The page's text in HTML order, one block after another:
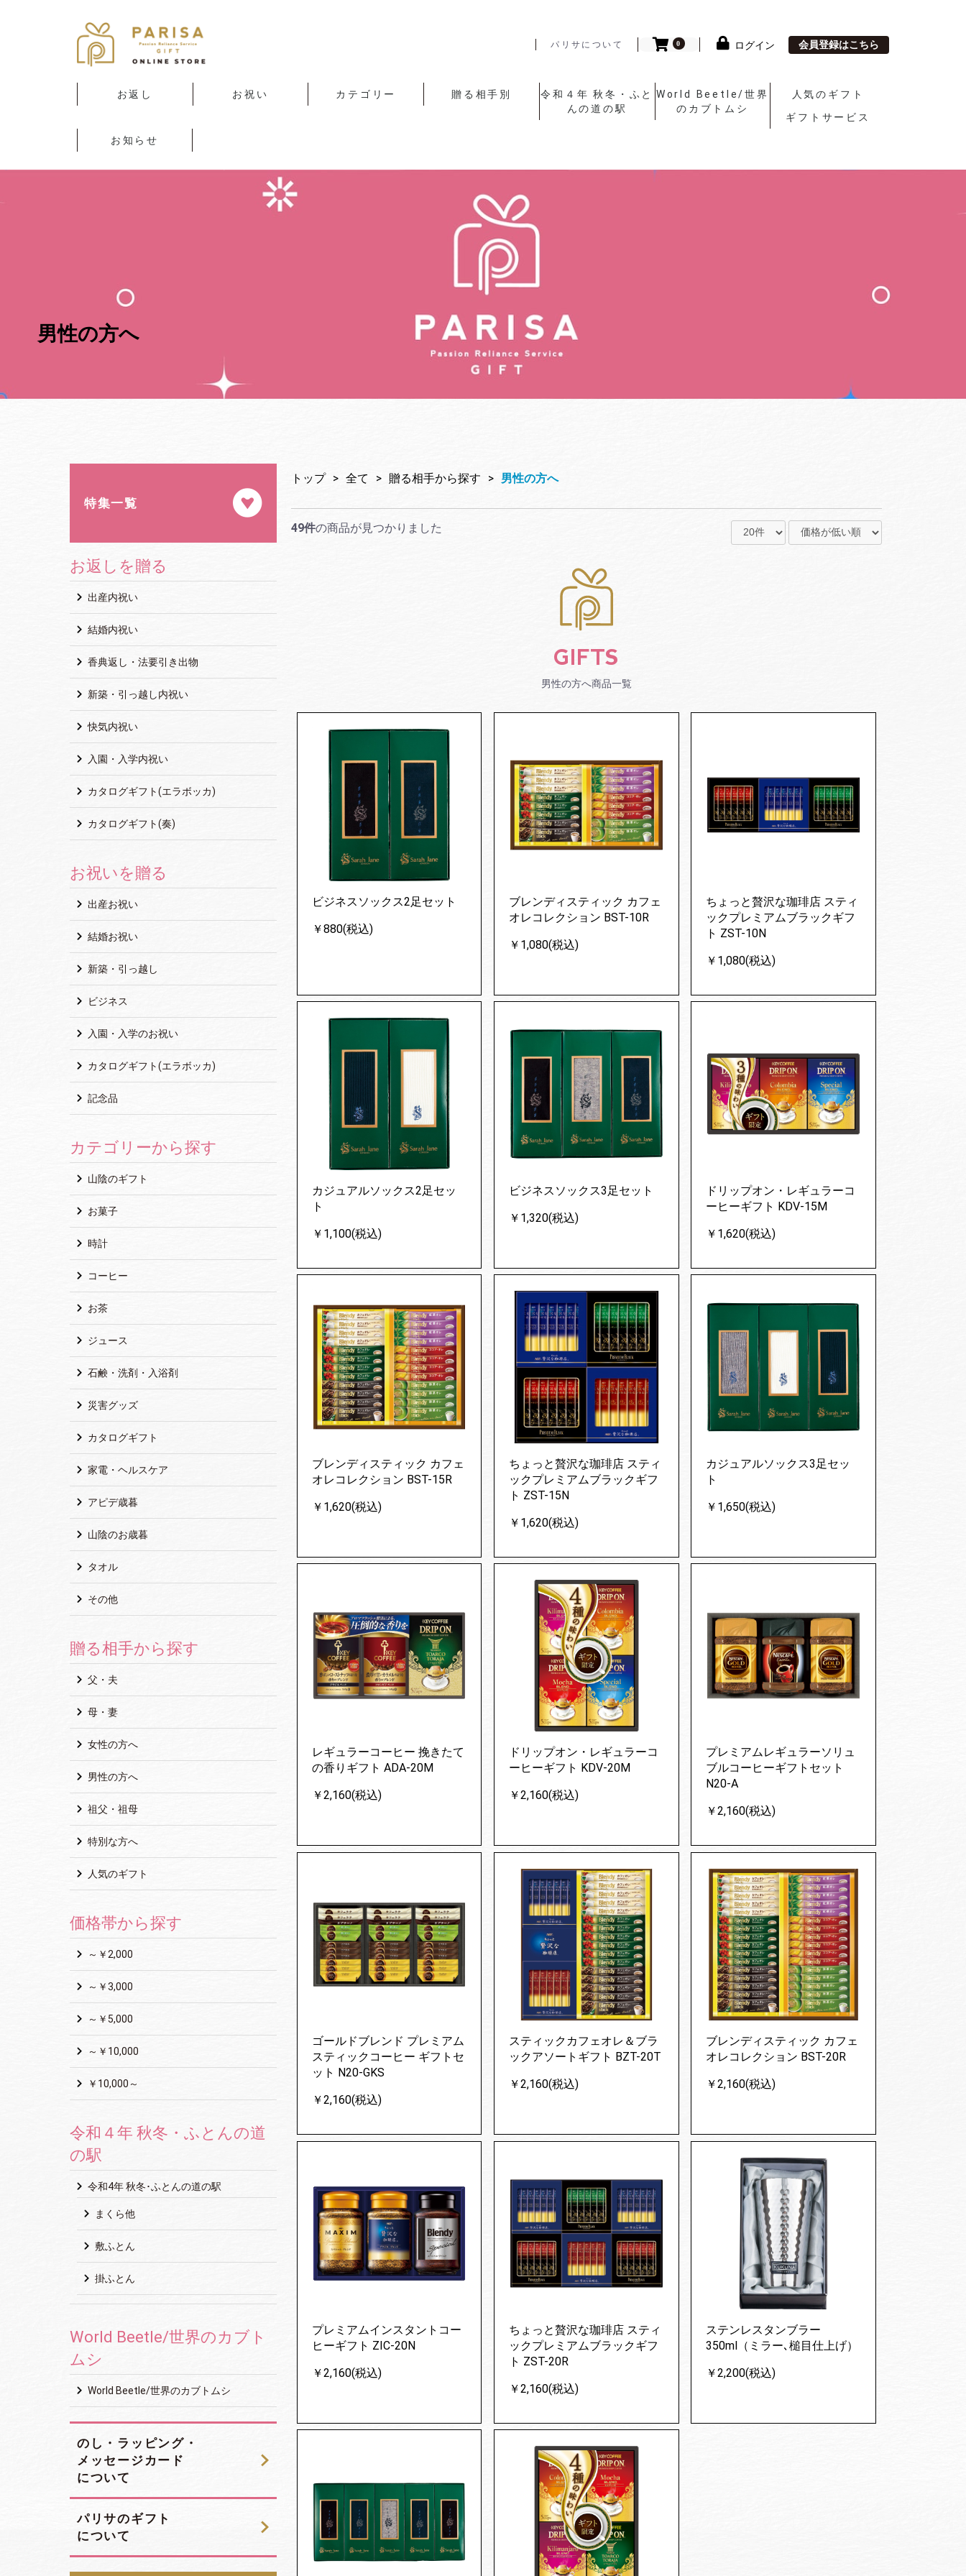
パリサについて 0 ログイン 会員登録はこちら
お返し
ボッカ)
お祝い カテゴリー 贈る相手別
令和４年 秋冬・ふと
んの道の駅
World Beetle/世界
のカブトムシ
人気のギフト
ギフトサービス
お知らせ
男性の方へ
特集一覧
お返しを贈る
出産内祝い
結婚内祝い
香典返し・法要引き出物
新築・引っ越し内祝い
快気内祝い
入園・入学内祝い
カタログギフト(エラボッカ)
カタログギフト(奏)
お祝いを贈る
出産お祝い
結婚お祝い
新築・引っ越し
ビジネス
入園・入学のお祝い
カタログギフト(エラボッカ)
記念品
カテゴリーから探す
山陰のギフト
お菓子
時計
コーヒー
お茶
ジュース
石鹸・洗剤・入浴剤
災害グッズ
カタログギフト
家電・ヘルスケア
アピデ歳暮
山陰のお歳暮
タオル
その他
贈る相手から探す
父・夫
母・妻
女性の方へ
男性の方へ
祖父・祖母
特別な方へ
人気のギフト
価格帯から探す
～￥2,000
～￥3,000
～￥5,000
～￥10,000
￥10,000～
令和４年 秋冬・ふとんの道
の駅
令和4年 秋冬･ふとんの道の駅
まくら他
敷ふとん
掛ふとん
World Beetle/世界のカブト
ムシ
World Beetle/世界のカブトムシ
のし・ラッピング・
メッセージカード
について
パリサのギフト
について
トップ > 全て > 贈る相手から探す > 男性の方へ
49件の商品が見つかりました
GIFTS
男性の方へ商品一覧
ビジネスソックス2足セット
￥880(税込)
ブレンディスティック カフェ
オレコレクション BST-10R
￥1,080(税込)
ちょっと贅沢な珈琲店 スティ
ックプレミアムブラックギフ
ト ZST-10N
￥1,080(税込)
カジュアルソックス2足セッ
ト
￥1,100(税込)
ビジネスソックス3足セット
￥1,320(税込)
ドリップオン・レギュラーコ
ーヒーギフト KDV-15M
￥1,620(税込)
ブレンディスティック カフェ
オレコレクション BST-15R
￥1,620(税込)
ちょっと贅沢な珈琲店 スティ
ックプレミアムブラックギフ
ト ZST-15N
￥1,620(税込)
カジュアルソックス3足セッ
ト
￥1,650(税込)
レギュラーコーヒー 挽きたて
の香りギフト ADA-20M
￥2,160(税込)
ドリップオン・レギュラーコ
ーヒーギフト KDV-20M
￥2,160(税込)
プレミアムレギュラーソリュ
ブルコーヒーギフトセット
N20-A
￥2,160(税込)
ゴールドブレンド プレミアム
スティックコーヒー ギフトセ
ット N20-GKS
￥2,160(税込)
スティックカフェオレ＆ブラ
ックアソートギフト BZT-20T
￥2,160(税込)
ブレンディスティック カフェ
オレコレクション BST-20R
￥2,160(税込)
プレミアムインスタントコー
ヒーギフト ZIC-20N
￥2,160(税込)
ちょっと贅沢な珈琲店 スティ
ックプレミアムブラックギフ
ト ZST-20R
￥2,160(税込)
ステンレスタンブラー
350ml（ミラー､槌目仕上げ）
￥2,200(税込)